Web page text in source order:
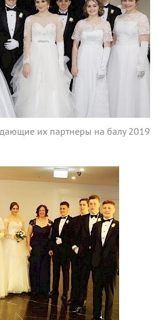
их партнеры на балу 2019